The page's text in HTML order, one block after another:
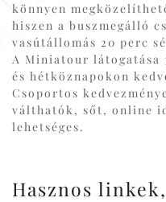
könnyen
hiszen a buszmegálló
vasútállomás 20 perc
A Miniatour látogatása
és hétköznapokon
Csoportos
válthatók, sőt, online
lehetséges.
Hasznos